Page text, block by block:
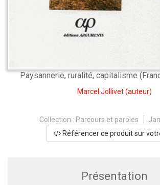
Paysannerie, ruralité, capitalisme
Marcel Jollivet(auteur)
Collection : Parcours et paroles
Référencer ce produit sur
Présentation